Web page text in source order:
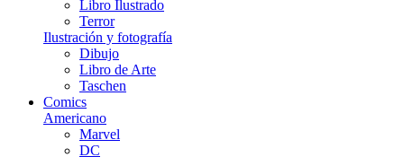
Libro Ilustrado
Terror
Ilustración y fotografía
Dibujo
Libro de Arte
Taschen
Comics
Americano
Marvel
DC